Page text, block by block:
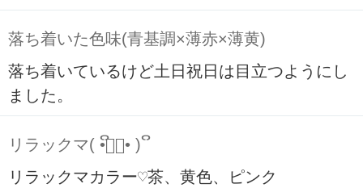
落ち着いた色味(青基調×薄赤×薄黄)
落ち着いているけど土日祝日は目立つようにし
ました。
リラックマ( ິ•ᆺ⃘• )ິ
リラックマカラー♡茶、黄色、ピンク